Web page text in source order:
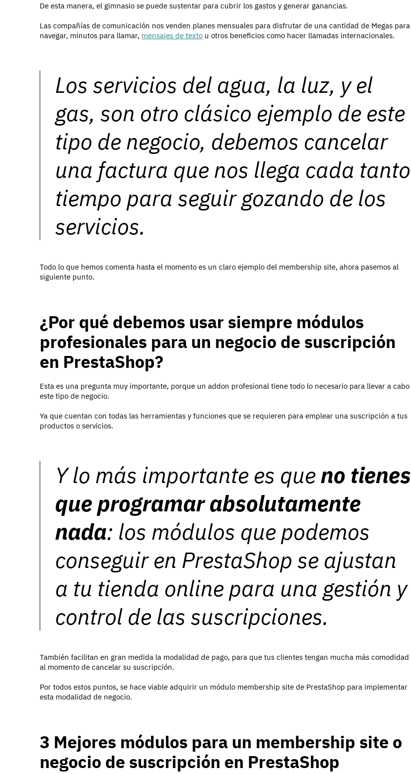
De esta manera, el gimnasio se puede sustentar para cubrir los gastos y generar ganancias.
Las compañías de comunicación nos venden planes mensuales para disfrutar de una cantidad de Megas para
navegar, minutos para llamar, mensajes de texto u otros beneficios como hacer llamadas internacionales.
Los servicios del agua, la luz, y el
gas, son otro clásico ejemplo de este
tipo de negocio, debemos cancelar
una factura que nos llega cada tanto
tiempo para seguir gozando de los
servicios.
Todo lo que hemos comenta hasta el momento es un claro ejemplo del membership site, ahora pasemos al
siguiente punto.
¿Por qué debemos usar siempre módulos
profesionales para un negocio de suscripción
en PrestaShop?
Esta es una pregunta muy importante, porque un addon profesional tiene todo lo necesario para llevar a cabo
este tipo de negocio.
Ya que cuentan con todas las herramientas y funciones que se requieren para emplear una suscripción a tus
productos o servicios.
Y lo más importante es queno tienes
que programar absolutamente
nada: los módulos que podemos
conseguir en PrestaShop se ajustan
a tu tienda online para una gestión y
control de las suscripciones.
También facilitan en gran medida la modalidad de pago, para que tus clientes tengan mucha más comodidad
al momento de cancelar su suscripción.
Por todos estos puntos, se hace viable adquirir un módulo membership site de PrestaShop para implementar
esta modalidad de negocio.
3 Mejores módulos para un membership site o
negocio de suscripción en PrestaShop